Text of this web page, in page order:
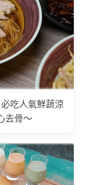
吃人氣鮮蔬涼
去骨～